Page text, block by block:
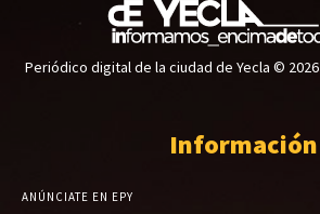
Periódico digital de la ciudad de Yecla © 2026
Información
ANÚNCIATE EN EPY